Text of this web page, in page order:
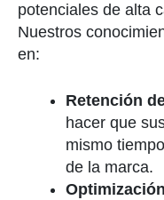
potenciales de alta
Nuestros
en:
Retención
hacer que
mismo
de la marca.